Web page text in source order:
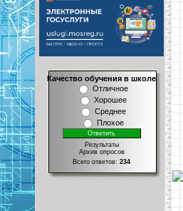
Качество обучения в школе
Отличное
Хорошее
Среднее
Плохое
Результаты
Архив опросов
Всего ответов: 234